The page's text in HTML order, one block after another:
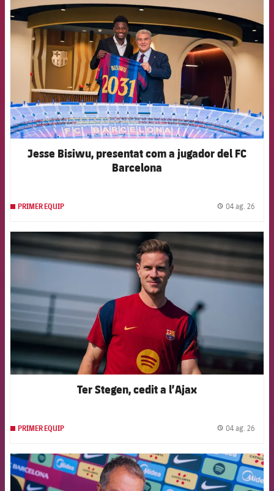
Jesse Bisiwu, presentat com a jugador del FC
Barcelona
PRIMER EQUIP 04 ag. 26
FCB Barcelona badge
Ter Stegen, cedit a l’Ajax
PRIMER EQUIP 04 ag. 26
FCB Barcelona badge